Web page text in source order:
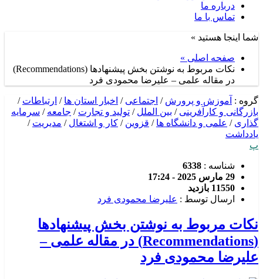
درباره ما
تماس با ما
شما اینجا هستید »
صفحه اصلی »
نکات مربوط به نوشتن بخش پیشنهادها (Recommendations)
در مقاله علمی – علیرضا محمودی فرد
گروه : آموزش و پرورش / اجتماعی / اخبار استان ها / ارتباطات /
بازرگانی و کارآفرینی / بین الملل / تولید و تجارت / جامعه / سرمایه
گذاری / علمی و دانشگاه ها / قزوین / کار و اشتغال / مدیریت /
یادداشت
پ
شناسه : 6338
29 مارس 2025 - 17:24
11550 بازدید
ارسال توسط : علیرضا محمودی فرد
نکات مربوط به نوشتن بخش پیشنهادها
(Recommendations) در مقاله علمی –
علیرضا محمودی فرد